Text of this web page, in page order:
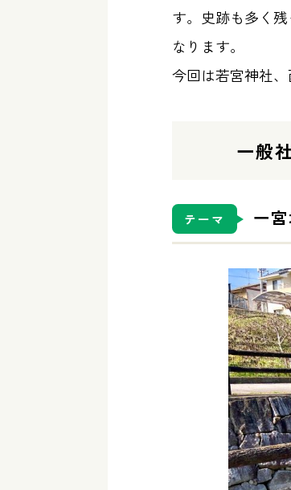
す。史跡も多く
なります。
今回は若宮神社
一般
テーマ 一